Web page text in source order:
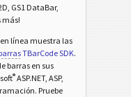
GS1 DataBar,
más!
línea muestra las
TBarCode SDK.
barras en sus
®ASP.NET, ASP,
Pruebe